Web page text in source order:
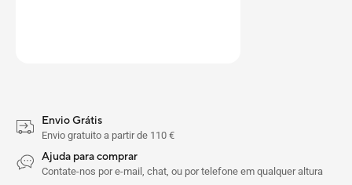
Envio Grátis
Envio gratuito a partir de 110 €
Ajuda para comprar
Contate-nos por e-mail, chat, ou por telefone em qualquer altura